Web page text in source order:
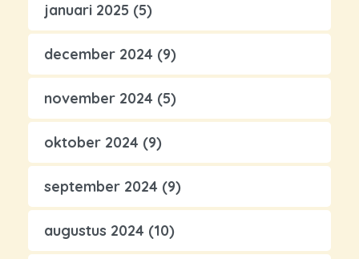
januari 2025 (5)
december 2024 (9)
november 2024 (5)
oktober 2024 (9)
september 2024 (9)
augustus 2024 (10)